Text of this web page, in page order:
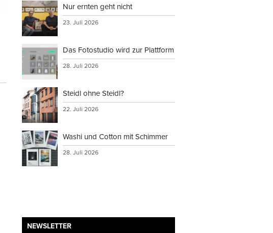
Nur ernten geht nicht
23. Juli 2026
Das Fotostudio wird zur Plattform
28. Juli 2026
Steidl ohne Steidl?
22. Juli 2026
Washi und Cotton mit Schimmer
28. Juli 2026
NEWSLETTER